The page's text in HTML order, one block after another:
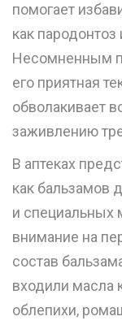
помогает
как пародонтоз
Несомненным
его приятная
обволакивает
заживлению
В аптеках
как бальзамов
и специальных
внимание на
состав
входили масла
облепихи,